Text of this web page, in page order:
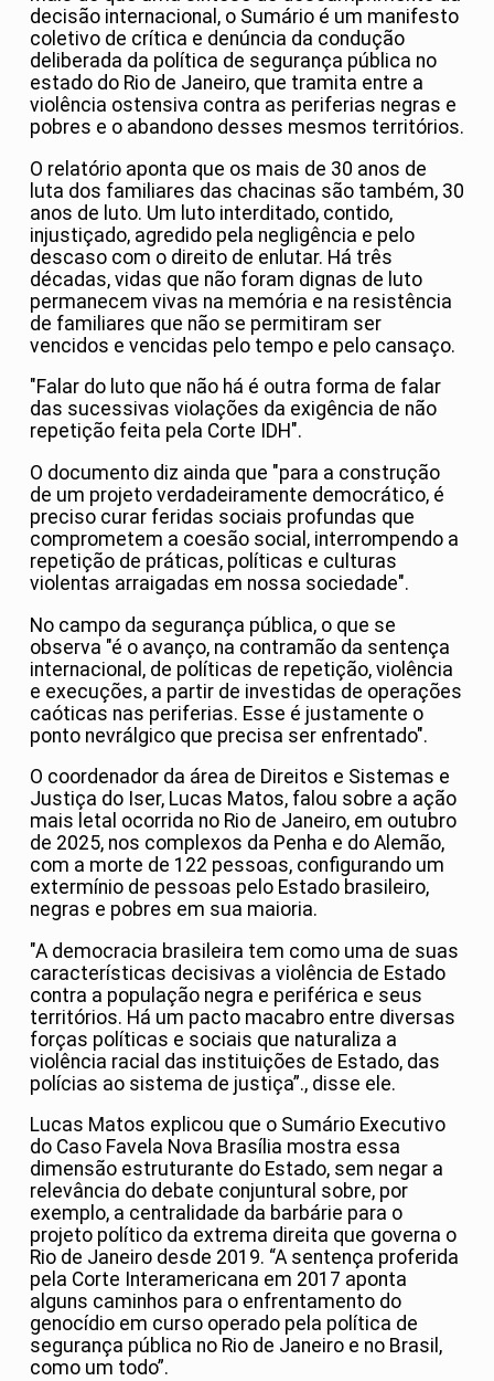
decisão internacional, o Sumário é um manifesto
coletivo de crítica e denúncia da condução
deliberada da política de segurança pública no
estado do Rio de Janeiro, que tramita entre a
violência ostensiva contra as periferias negras e
pobres e o abandono desses mesmos territórios.
O relatório aponta que os mais de 30 anos de
luta dos familiares das chacinas são também, 30
anos de luto. Um luto interditado, contido,
injustiçado, agredido pela negligência e pelo
descaso com o direito de enlutar. Há três
décadas, vidas que não foram dignas de luto
permanecem vivas na memória e na resistência
de familiares que não se permitiram ser
vencidos e vencidas pelo tempo e pelo cansaço.
"Falar do luto que não há é outra forma de falar
das sucessivas violações da exigência de não
repetição feita pela Corte IDH".
O documento diz ainda que "para a construção
de um projeto verdadeiramente democrático, é
preciso curar feridas sociais profundas que
comprometem a coesão social, interrompendo a
repetição de práticas, políticas e culturas
violentas arraigadas em nossa sociedade".
No campo da segurança pública, o que se
observa "é o avanço, na contramão da sentença
internacional, de políticas de repetição, violência
e execuções, a partir de investidas de operações
caóticas nas periferias. Esse é justamente o
ponto nevrálgico que precisa ser enfrentado".
O coordenador da área de Direitos e Sistemas e
Justiça do Iser, Lucas Matos, falou sobre a ação
mais letal ocorrida no Rio de Janeiro, em outubro
de 2025, nos complexos da Penha e do Alemão,
com a morte de 122 pessoas, configurando um
extermínio de pessoas pelo Estado brasileiro,
negras e pobres em sua maioria.
"A democracia brasileira tem como uma de suas
características decisivas a violência de Estado
contra a população negra e periférica e seus
territórios. Há um pacto macabro entre diversas
forças políticas e sociais que naturaliza a
violência racial das instituições de Estado, das
polícias ao sistema de justiça”., disse ele.
Lucas Matos explicou que o Sumário Executivo
do Caso Favela Nova Brasília mostra essa
dimensão estruturante do Estado, sem negar a
relevância do debate conjuntural sobre, por
exemplo, a centralidade da barbárie para o
projeto político da extrema direita que governa o
Rio de Janeiro desde 2019. “A sentença proferida
pela Corte Interamericana em 2017 aponta
alguns caminhos para o enfrentamento do
genocídio em curso operado pela política de
segurança pública no Rio de Janeiro e no Brasil,
como um todo”.